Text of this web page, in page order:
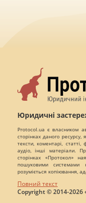
Юридичні
Protocol.ua є власником
сторінках даного
тексти, коментарі,
аудіо, інші матеріали.
сторінках «Протокол»
пошуковими системами
розуміється копіювання,
Повний текст
Copyright © 2014-2026